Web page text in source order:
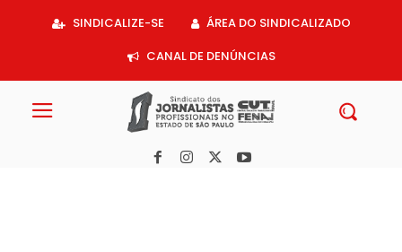
SINDICALIZE-SE
ÁREA DO SINDICALIZADO
CANAL DE DENÚNCIAS